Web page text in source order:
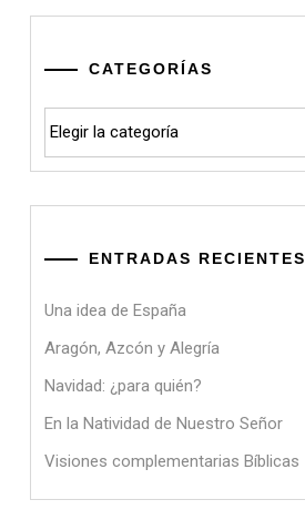
CATEGORÍAS
ENTRADAS RECIENTES
Una idea de España
Aragón, Azcón y Alegría
Navidad: ¿para quién?
En la Natividad de Nuestro Señor
Visiones complementarias Bíblicas